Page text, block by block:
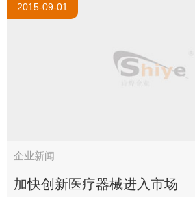
私开展论..
2015-09-01
企业新闻
加快创新医疗器械进入市场